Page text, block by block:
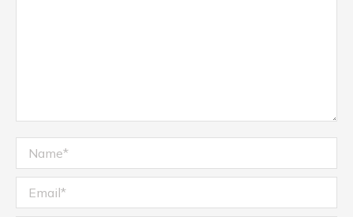
Name *
Email *